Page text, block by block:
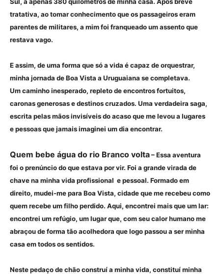
tratativa, ao tomar conhecimento que os passageiros eram
parentes de militares, a mim foi franqueado um assento que
restava vago.
E assim, de uma forma que só a vida é capaz de orquestrar,
minha jornada de Boa Vista a Uruguaiana se completava.
Um caminho inesperado, repleto de encontros fortuitos,
caronas generosas e destinos cruzados. Uma verdadeira saga,
escrita pelas mãos invisíveis do acaso que me levou a lugares
e pessoas que jamais imaginei um dia encontrar.
Quem bebe água do rio Branco volta– Essa aventura
foi o prenúncio do que estava por vir. Foi a grande virada de
chave na minha vida profissional e pessoal. Formado em
direito, mudei-me para Boa Vista, cidade que me recebeu como
quem recebe um filho perdido. Aqui, encontrei mais que um lar:
encontrei um refúgio, um lugar que, com seu calor humano me
abraçou de forma tão acolhedora que logo passou a ser minha
casa em todos os sentidos.
Neste pedaço de chão construí a minha vida, constituí minha